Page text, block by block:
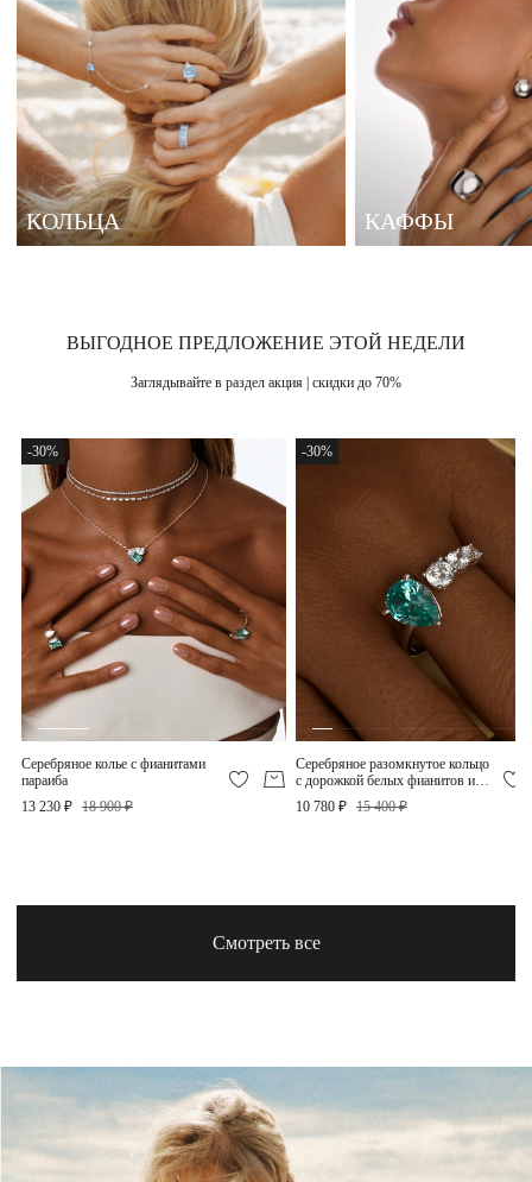
КОЛЬЦА КАФФЫ
ВЫГОДНОЕ ПРЕДЛОЖЕНИЕ ЭТОЙ НЕДЕЛИ
Заглядывайте в раздел акция | скидки до 70%
-30%
Серебряное колье с фианитами
параиба
13 230 ₽ 18 900 ₽
-30%
Серебряное разомкнутое кольцо
с дорожкой белых фианитов и
10 780 ₽ 15 400 ₽
Смотреть все